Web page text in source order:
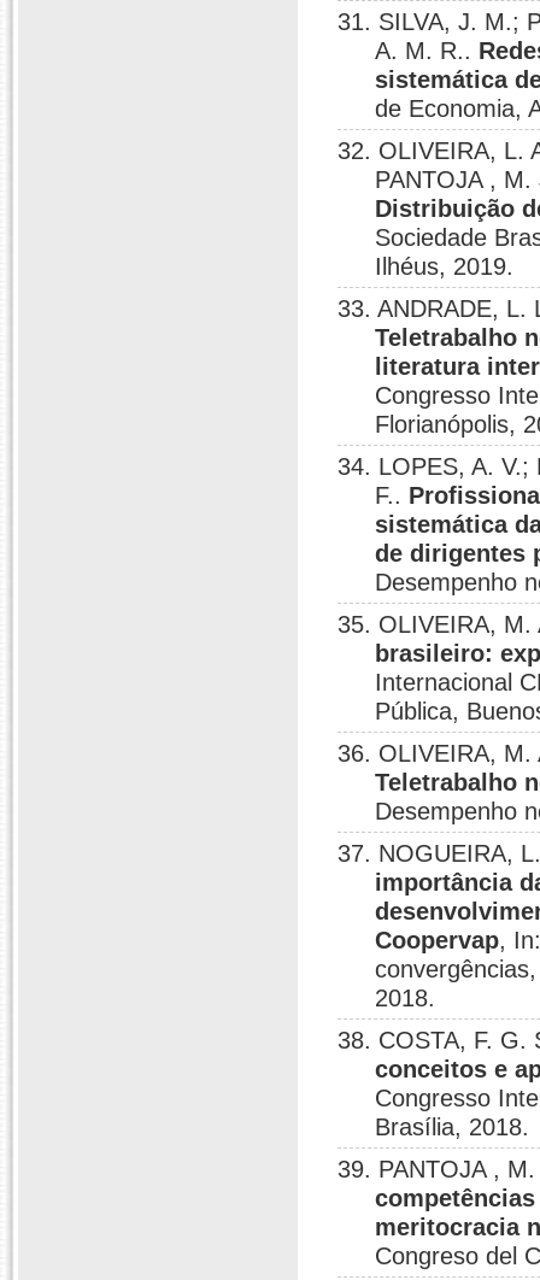
31. SILVA, J. M.;
A. M. R..
sistemática
de Economia,
32. OLIVEIRA, L.
PANTOJA ,
Distribuição
Sociedade
Ilhéus, 2019.
33. ANDRADE,
Teletrabalho
literatura
Congresso
Florianópolis,
34. LOPES, A.
F..
sistemática
de dirigentes
Desempenho
35. OLIVEIRA,
brasileiro:
Internacional
Pública,
36. OLIVEIRA,
Teletrabalho
Desempenho
37. NOGUEIRA,
importância
Coopervap,
2018.
38. COSTA, F.
conceitos e
Congresso
Brasília, 2018.
39. PANTOJA ,
meritocracia
Congreso del